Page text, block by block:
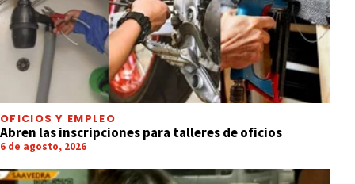
OFICIOS Y EMPLEO
Abren las inscripciones para talleres de oficios
6 de agosto, 2026